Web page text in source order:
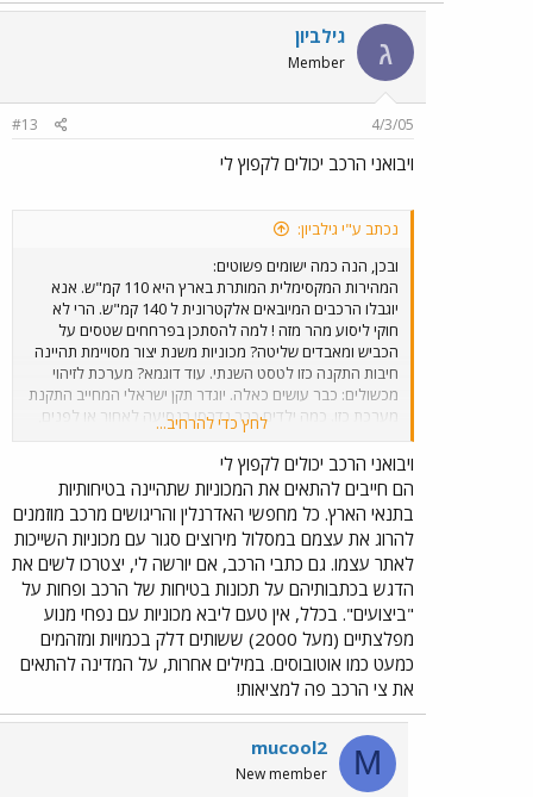
ג גילביון
Member
4/3/05
#13
ויבואני הרכב יכולים לקפוץ לי
נכתב ע"י גילביון:
ובכן, הנה כמה ישומים פשוטים:
המהירות המקסימלית המותרת בארץ היא 110 קמ"ש. אנא
יוגבלו הרכבים המיובאים אלקטרונית ל 140 קמ"ש. הרי לא
חוקי ליסוע מהר מזה ! למה להסתכן בפרחחים שטסים על
הכביש ומאבדים שליטה? מכוניות משנת יצור מסויימת תהיינה
חיבות התקנה כזו לטסט השנתי. עוד דוגמא? מערכת לזיהוי
מכשולים: כבר עושים כאלה. יוגדר תקן ישראלי המחייב התקנת
מערכת כזו. כמה ילדים כבר נדרסו בנסיעה לאחור או לפנים,
לפעמים ע"י הוריהם? בשלב ראשונים חיישנים אחוריים אח"כ
גם קדמיים. תאמינו לי יש עוד הרבה דברים שאפשר לעשות
אפילו מחר בבוקר!
לחץ כדי להרחיב...
ויבואני הרכב יכולים לקפוץ לי
הם חייבים להתאים את המכוניות שתהיינה בטיחותיות
בתנאי הארץ. כל מחפשי האדרנלין והריגושים מרכב מוזמנים
להרוג את עצמם במסלול מירוצים סגור עם מכוניות השייכות
לאתר עצמו. גם כתבי הרכב, אם יורשה לי, יצטרכו לשים את
הדגש בכתבותיהם על תכונות בטיחות של הרכב ופחות על
"ביצועים". בכלל, אין טעם ליבא מכוניות עם נפחי מנוע
מפלצתיים (מעל 2000) ששותים דלק בכמויות ומזהמים
כמעט כמו אוטובוסים. במילים אחרות, על המדינה להתאים
את צי הרכב פה למציאות!
M
mucool2
New member